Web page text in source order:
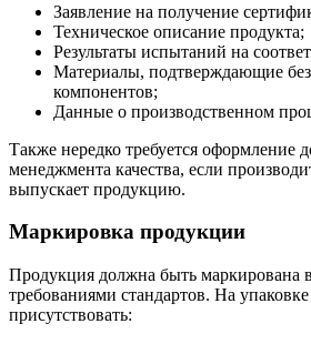
Заявление на получение
Техническое описание продукта;
Результаты испытаний на
Материалы, подтверждающие
компонентов;
Данные о производственном
Также нередко требуется оформление
менеджмента качества, если
выпускает продукцию.
Маркировка продукции
Продукция должна быть маркирована
требованиями стандартов. На
присутствовать: